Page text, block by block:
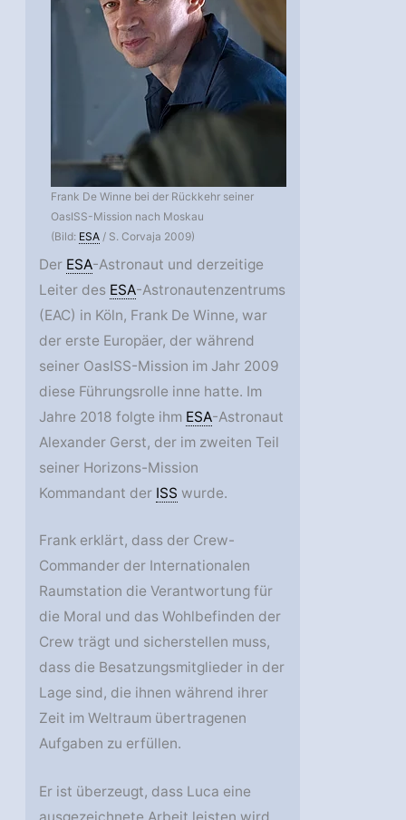
Frank De Winne bei der Rückkehr seiner
OasISS-Mission nach Moskau
(Bild: ESA / S. Corvaja 2009)
Der ESA-Astronaut und derzeitige
Leiter des ESA-Astronautenzentrums
(EAC) in Köln, Frank De Winne, war
der erste Europäer, der während
seiner OasISS-Mission im Jahr 2009
diese Führungsrolle inne hatte. Im
Jahre 2018 folgte ihm ESA-Astronaut
Alexander Gerst, der im zweiten Teil
seiner Horizons-Mission
Kommandant der ISS wurde.
Frank erklärt, dass der Crew-
Commander der Internationalen
Raumstation die Verantwortung für
die Moral und das Wohlbefinden der
Crew trägt und sicherstellen muss,
dass die Besatzungsmitglieder in der
Lage sind, die ihnen während ihrer
Zeit im Weltraum übertragenen
Aufgaben zu erfüllen.
Er ist überzeugt, dass Luca eine